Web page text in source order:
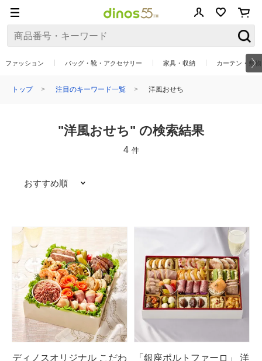
ファッション バッグ・靴・アクセサリー 家具・収納 カーテン・敷
トップ 注目のキーワード一覧 洋風おせち
"洋風おせち" の検索結果
4 件
おすすめ順
ディノスオリジナル こだわ
「銀座ポルトファーロ」 洋